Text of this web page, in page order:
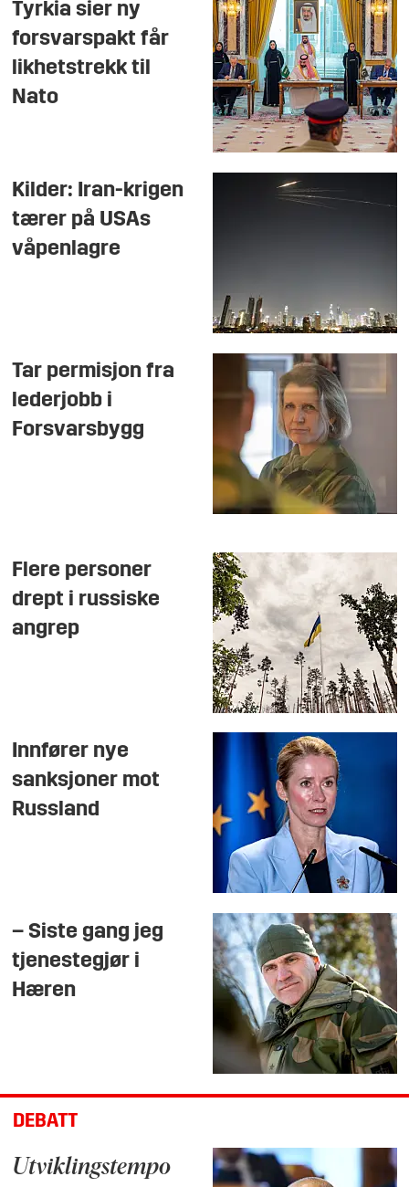
Tyrkia sier ny
forsvarspakt får
likhetstrekk til
Nato
Kilder: Iran-krigen
tærer på USAs
våpenlagre
Tar permisjon fra
lederjobb i
Forsvarsbygg
Flere personer
drept i russiske
angrep
Innfører nye
sanksjoner mot
Russland
– Siste gang jeg
tjenestegjør i
Hæren
DEBATT
Utviklingstempo